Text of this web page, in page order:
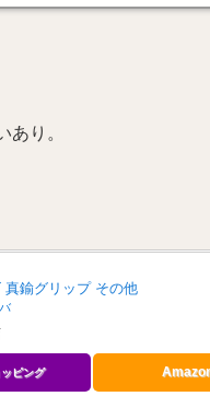
あり。
真鍮グリップ その他
ピング